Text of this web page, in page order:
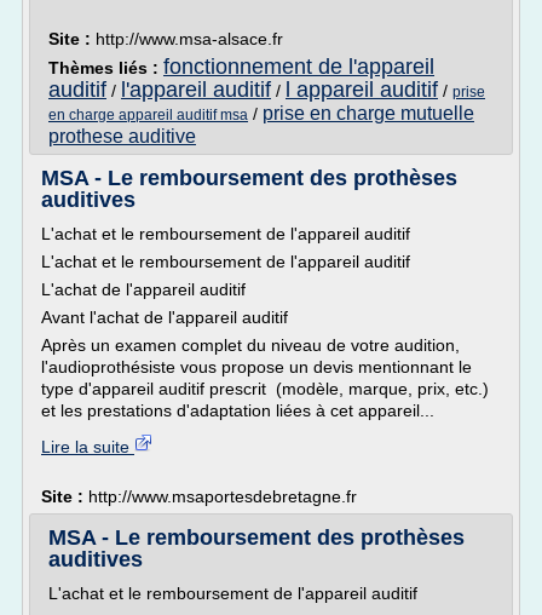
Site : http://www.msa-alsace.fr
Thèmes liés : fonctionnement de l'appareil
auditif / l'appareil auditif / l appareil auditif / prise
en charge appareil auditif msa / prise en charge mutuelle
prothese auditive
MSA - Le remboursement des prothèses
auditives
L'achat et le remboursement de l'appareil auditif
L'achat et le remboursement de l'appareil auditif
L'achat de l'appareil auditif
Avant l'achat de l'appareil auditif
Après un examen complet du niveau de votre audition,
l'audioprothésiste vous propose un devis mentionnant le
type d'appareil auditif prescrit (modèle, marque, prix, etc.)
et les prestations d'adaptation liées à cet appareil...
Lire la suite
Site : http://www.msaportesdebretagne.fr
MSA - Le remboursement des prothèses
auditives
L'achat et le remboursement de l'appareil auditif